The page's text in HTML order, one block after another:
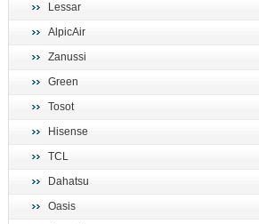
Lessar
AlpicAir
Zanussi
Green
Tosot
Hisense
TCL
Dahatsu
Oasis